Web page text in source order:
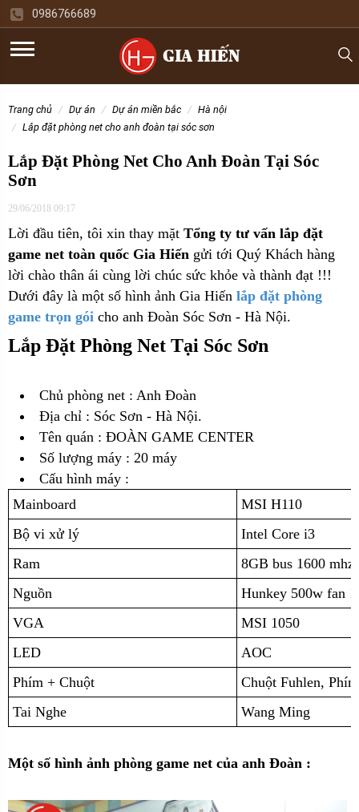
0986766689
trang chủ dự án dự án miền bắc
hà nội
lắp đặt phòng net cho anh đoàn tại sóc sơn
Lắp Đặt Phòng Net Cho Anh Đoàn Tại Sóc
Sơn
29/06/2018 09:17
Lời đầu tiên, tôi xin thay mặt Tổng ty tư vấn lắp đặt
game net toàn quốc Gia Hiến gửi tới Quý Khách hàng
lời chào thân ái cùng lời chúc sức khỏe và thành đạt !!!
Dưới đây là một số hình ảnh Gia Hiến lắp đặt phòng
game trọn gói cho anh Đoàn Sóc Sơn - Hà Nội.
Lắp Đặt Phòng Net Tại Sóc Sơn
Chủ phòng net : Anh Đoàn
Địa chỉ : Sóc Sơn - Hà Nội.
Tên quán : ĐOÀN GAME CENTER
Số lượng máy : 20 máy
Cấu hình máy :
Mainboard
MSI H110
Bộ vi xử lý
Intel Core i3
Ram
8GB bus 1600
Nguồn
Hunkey 500w fan
VGA
MSI 1050
LED
AOC
Phím + Chuột
Chuột Fuhlen,
Tai Nghe
Wang Ming
Một số hình ảnh phòng game net của anh Đoàn :